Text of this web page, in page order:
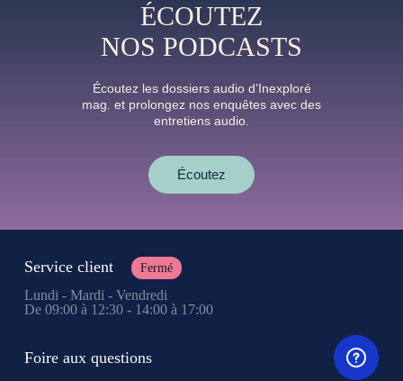
ÉCOUTEZ
NOS PODCASTS
Écoutez les dossiers audio d’Inexploré
mag. et prolongez nos enquêtes avec des
entretiens audio.
Écoutez
Service client Fermé
Lundi - Mardi - Vendredi
De 09:00 à 12:30 - 14:00 à 17:00
Foire aux questions